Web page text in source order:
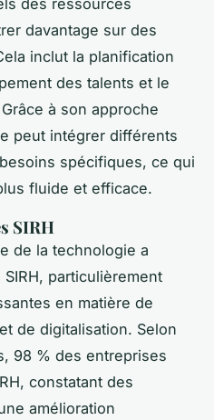
davantage sur des
inclut la planification
des talents et le
à son approche
peut intégrer différents
spécifiques, ce qui
fluide et efficace.
SIRH
de la technologie a
particulièrement
en matière de
de digitalisation. Selon
98 % des entreprises
constatant des
amélioration